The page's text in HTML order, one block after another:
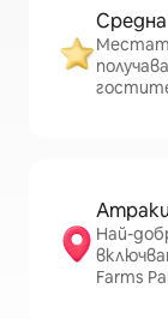
Средна
Най-
Farms